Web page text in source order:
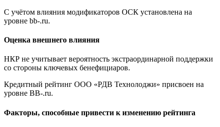
С учётом влияния модификаторов ОСК установлена на
уровне bb-.ru.
Оценка внешнего влияния
НКР не учитывает вероятность экстраординарной поддержки
со стороны ключевых бенефициаров.
Кредитный рейтинг ООО «РДВ Технолоджи» присвоен на
уровне BB-.ru.
Факторы, способные привести к изменению рейтинга